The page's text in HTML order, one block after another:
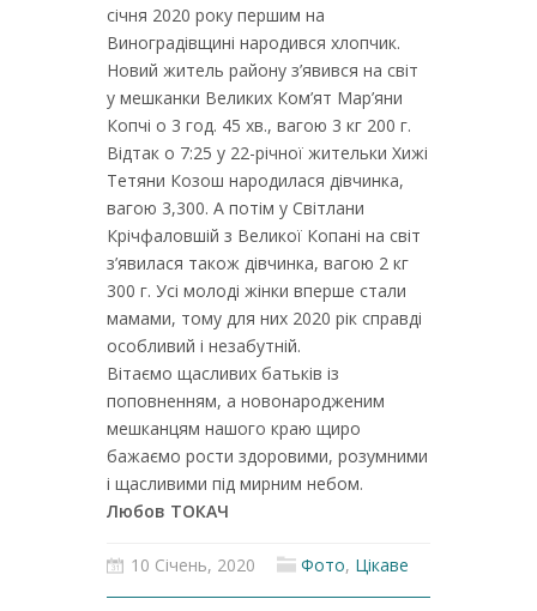
січня 2020 року першим на
Виноградівщині народився хлопчик.
Новий житель району з’явився на світ
у мешканки Великих Ком’ят Мар’яни
Копчі о 3 год. 45 хв., вагою 3 кг 200 г.
Відтак о 7:25 у 22-річної жительки Хижі
Тетяни Козош народилася дівчинка,
вагою 3,300. А потім у Світлани
Крічфаловшій з Великої Копані на світ
з’явилася також дівчинка, вагою 2 кг
300 г. Усі молоді жінки вперше стали
мамами, тому для них 2020 рік справді
особливий і незабутній.
Вітаємо щасливих батьків із
поповненням, а новонародженим
мешканцям нашого краю щиро
бажаємо рости здоровими, розумними
і щасливими під мирним небом.
Любов ТОКАЧ
10 Січень, 2020 Фото, Цікаве